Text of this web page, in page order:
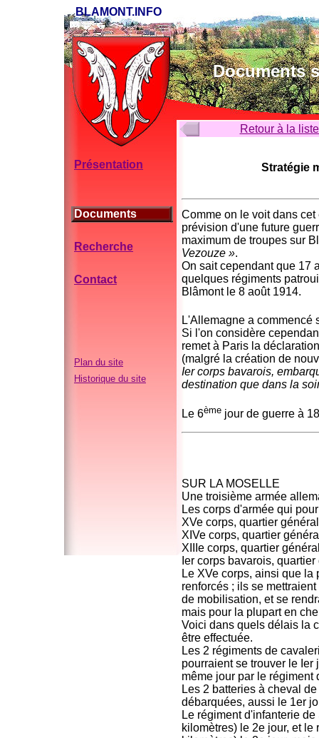
BLAMONT.INFO
Documents
Présentation
Documents
Recherche
Contact
Plan du site
Historique du site
Retour à la
Stratégie
Comme on le voit dans
prévision d'une future
maximum de troupes sur
Vezouze ».
On sait cependant que 17
quelques régiments
Blâmont le 8 août 1914.
L'Allemagne a commencé
Si l'on considère
remet à Paris la
(malgré la création de
Ier corps bavarois,
destination que dans la
Le 6ème jour de guerre à
SUR LA MOSELLE
Une troisième armée
Les corps d'armée qui
XVe corps, quartier
XIVe corps, quartier
XIIIe corps, quartier
Ier corps bavarois,
Le XVe corps, ainsi que la
renforcés ; ils se
de mobilisation, et se
mais pour la plupart en
Voici dans quels délais la
être effectuée.
Les 2 régiments de
pourraient se trouver le
même jour par le régiment
Les 2 batteries à cheval
débarquées, aussi le 1er
Le régiment d'infanterie
kilomètres) le 2e jour, et